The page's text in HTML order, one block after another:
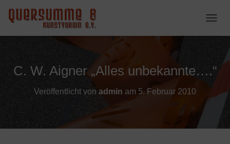
A
G
A
C. W. Aigner „Alles unbekannte….“
Veröffentlicht von admin am 5. Februar 2010